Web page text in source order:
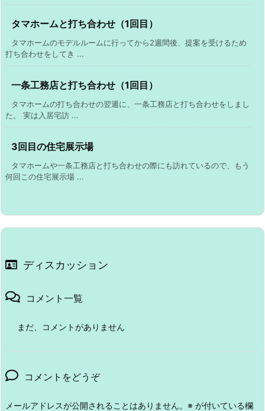
タマホームと打ち合わせ（1回目）
タマホームのモデルルームに行ってから2週間後、提案を受けるため
打ち合わせをしてき ...
一条工務店と打ち合わせ（1回目）
タマホームの打ち合わせの翌週に、一条工務店と打ち合わせをしまし
た。 実は入居宅訪 ...
3回目の住宅展示場
タマホームや一条工務店と打ち合わせの際にも訪れているので、もう
何回この住宅展示場 ...
ディスカッション
コメント一覧
まだ、コメントがありません
コメントをどうぞ
メールアドレスが公開されることはありません。 ※ が付いている欄